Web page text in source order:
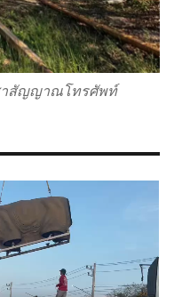
าสัญญาณโทรศัพท์